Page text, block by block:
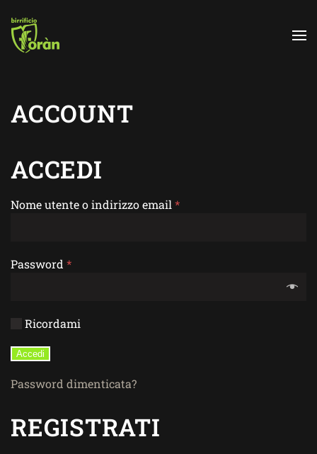
Skip to main content
ACCOUNT
ACCEDI
Nome utente o indirizzo email *
Password *
Ricordami
Accedi
Password dimenticata?
REGISTRATI